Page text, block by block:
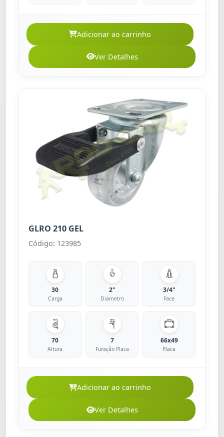
Adicionar ao carrinho
Ver Detalhes
GLRO 210 GEL
Código: 123985
30
Carga
2"
Diametro
3/4"
Face
70
Altura
7
Furação Placa
66x49
Placa
Adicionar ao carrinho
Ver Detalhes